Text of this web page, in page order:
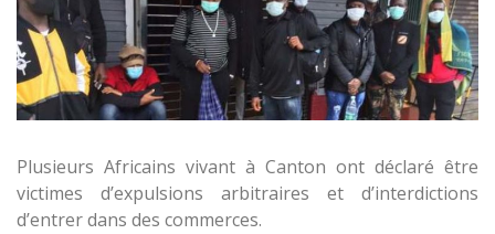
Plusieurs Africains vivant à Canton ont déclaré être
victimes d’expulsions arbitraires et d’interdictions
d’entrer dans des commerces.